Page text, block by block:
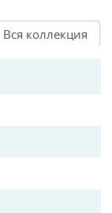
Вся коллекция